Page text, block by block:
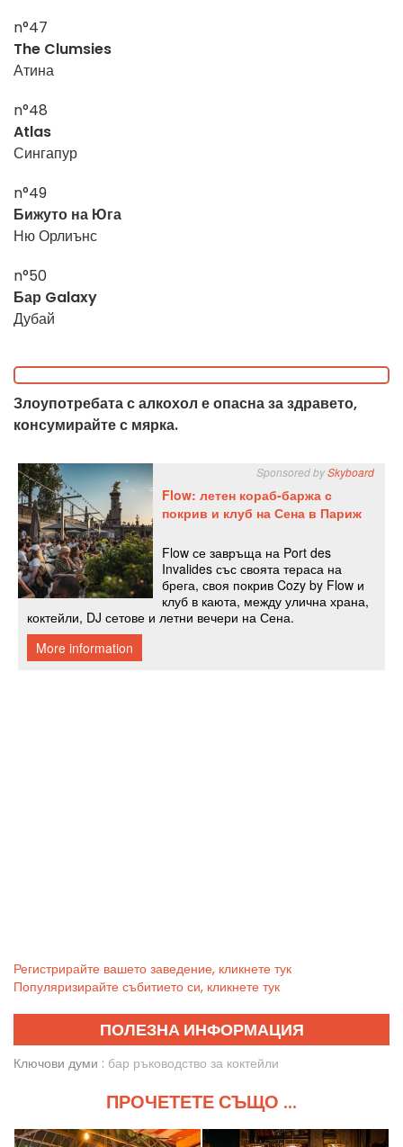
n°47
The Clumsies
Атина
n°48
Atlas
Сингапур
n°49
Бижуто на Юга
Ню Орлиънс
n°50
Бар Galaxy
Дубай
Злоупотребата с алкохол е опасна за здравето,
консумирайте с мярка.
Регистрирайте вашето заведение, кликнете тук
Популяризирайте събитието си, кликнете тук
ПОЛЕЗНА ИНФОРМАЦИЯ
Ключови думи : бар ръководство за коктейли
ПРОЧЕТЕТЕ СЪЩО ...